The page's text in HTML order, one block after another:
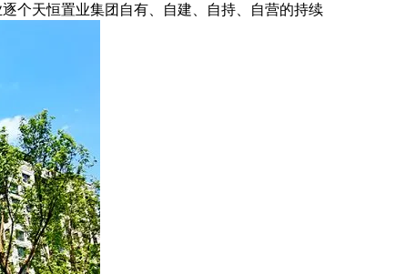
个天恒置业集团自有、自建、自持、自营的持续